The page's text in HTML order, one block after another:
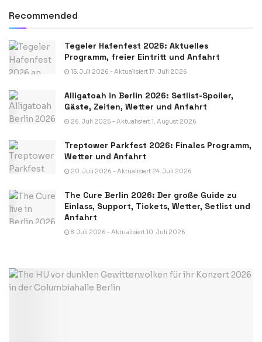
Recommended
Tegeler Hafenfest 2026: Aktuelles
Programm, freier Eintritt und Anfahrt
15. Juli 2026 - Aktualisiert 17. Juli 2026
Alligatoah in Berlin 2026: Setlist-Spoiler,
Gäste, Zeiten, Wetter und Anfahrt
26. Juli 2026 - Aktualisiert 1. August 2026
Treptower Parkfest 2026: Finales Programm,
Wetter und Anfahrt
20. Juli 2026 - Aktualisiert 24. Juli 2026
The Cure Berlin 2026: Der große Guide zu
Einlass, Support, Tickets, Wetter, Setlist und
Anfahrt
8. Juli 2026 - Aktualisiert 10. Juli 2026